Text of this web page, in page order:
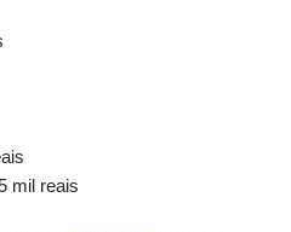
mil reais